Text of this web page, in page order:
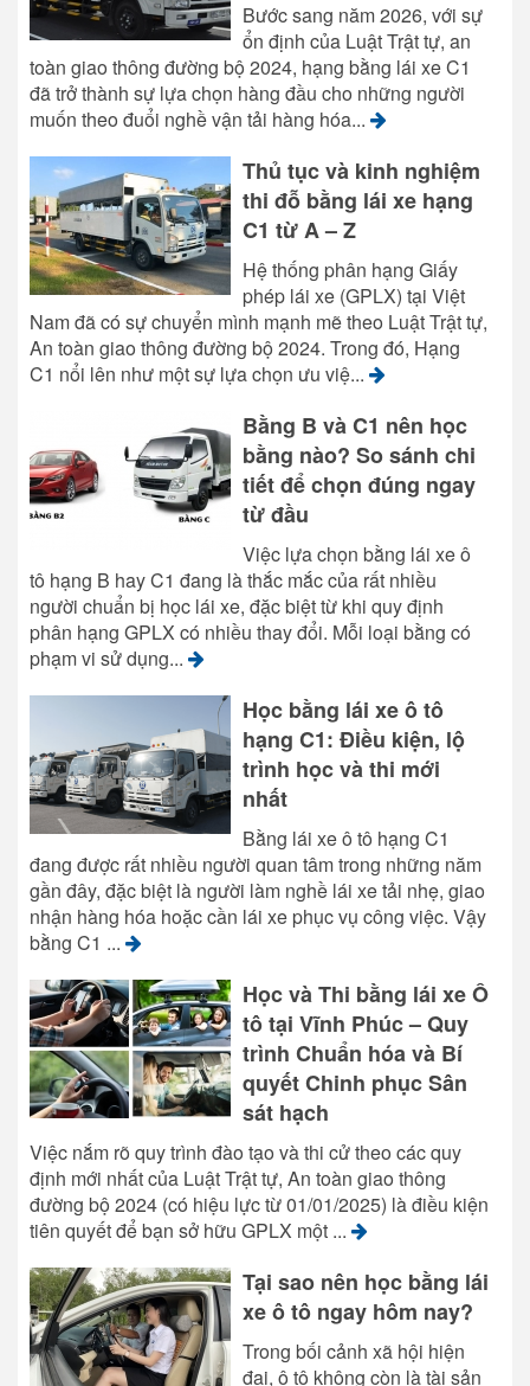
Bước sang năm 2026, với sự
ổn định của Luật Trật tự, an
toàn giao thông đường bộ 2024, hạng bằng lái xe C1
đã trở thành sự lựa chọn hàng đầu cho những người
muốn theo đuổi nghề vận tải hàng hóa...
Thủ tục và kinh nghiệm
thi đỗ bằng lái xe hạng
C1 từ A – Z
Hệ thống phân hạng Giấy
phép lái xe (GPLX) tại Việt
Nam đã có sự chuyển mình mạnh mẽ theo Luật Trật tự,
An toàn giao thông đường bộ 2024. Trong đó, Hạng
C1 nổi lên như một sự lựa chọn ưu việ...
Bằng B và C1 nên học
bằng nào? So sánh chi
tiết để chọn đúng ngay
từ đầu
Việc lựa chọn bằng lái xe ô
tô hạng B hay C1 đang là thắc mắc của rất nhiều
người chuẩn bị học lái xe, đặc biệt từ khi quy định
phân hạng GPLX có nhiều thay đổi. Mỗi loại bằng có
phạm vi sử dụng...
Học bằng lái xe ô tô
hạng C1: Điều kiện, lộ
trình học và thi mới
nhất
Bằng lái xe ô tô hạng C1
đang được rất nhiều người quan tâm trong những năm
gần đây, đặc biệt là người làm nghề lái xe tải nhẹ, giao
nhận hàng hóa hoặc cần lái xe phục vụ công việc. Vậy
bằng C1 ...
Học và Thi bằng lái xe Ô
tô tại Vĩnh Phúc – Quy
trình Chuẩn hóa và Bí
quyết Chinh phục Sân
sát hạch
Việc nắm rõ quy trình đào tạo và thi cử theo các quy
định mới nhất của Luật Trật tự, An toàn giao thông
đường bộ 2024 (có hiệu lực từ 01/01/2025) là điều kiện
tiên quyết để bạn sở hữu GPLX một ...
Tại sao nên học bằng lái
xe ô tô ngay hôm nay?
Trong bối cảnh xã hội hiện
đại, ô tô không còn là tài sản